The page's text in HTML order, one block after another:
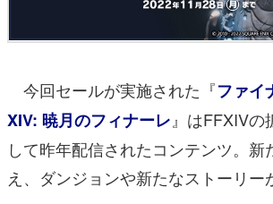
今回セールが実施された『ファイ
XIV: 暁月のフィナーレ 』はFFXIVの
して昨年配信されたコンテンツ。新
え、ダンジョンや新たなストーリー